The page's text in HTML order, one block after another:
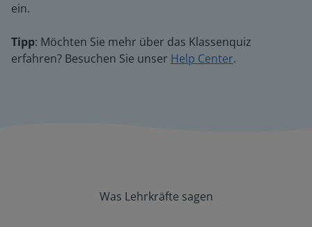
ein.
Tipp: Möchten Sie mehr über das Klassenquiz
erfahren? Besuchen Sie unser Help Center.
Was Lehrkräfte sagen